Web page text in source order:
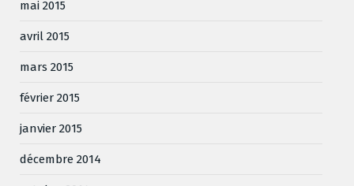
mai 2015
avril 2015
mars 2015
février 2015
janvier 2015
décembre 2014